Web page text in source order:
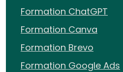
Formation ChatGPT
Formation Canva
Formation Brevo
Formation Google Ads